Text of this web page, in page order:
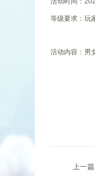
等级要求：玩
活动内容：男
上一篇